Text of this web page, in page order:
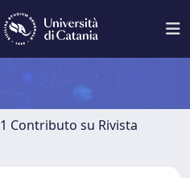
1 Contributo su Rivista